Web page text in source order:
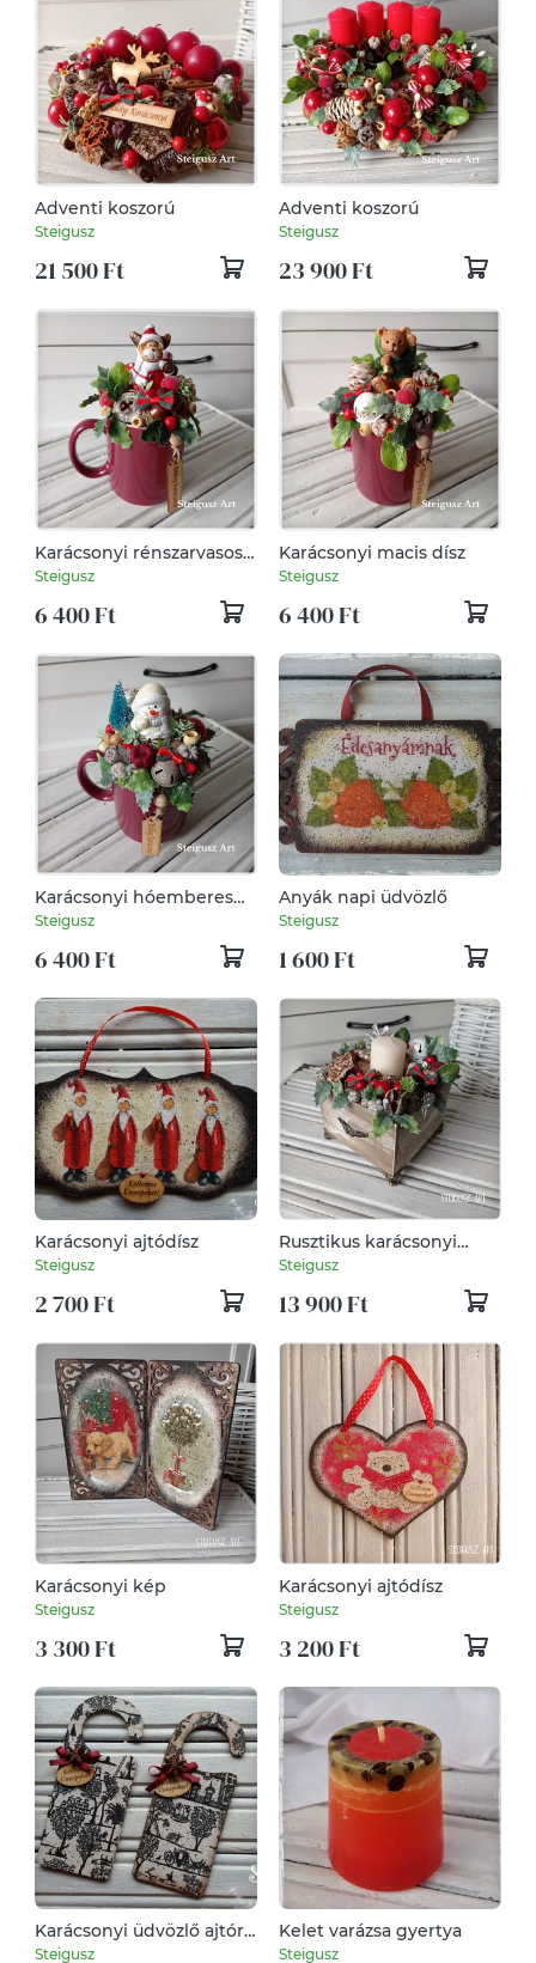
Adventi koszorú
Steigusz
21 500 Ft
Adventi koszorú
Steigusz
23 900 Ft
Karácsonyi rénszarvasos
dísz
Steigusz
6 400 Ft
Karácsonyi macis dísz
Steigusz
6 400 Ft
Karácsonyi hóemberes
bögre
Steigusz
6 400 Ft
Anyák napi üdvözlő
Steigusz
1 600 Ft
Karácsonyi ajtódísz
Steigusz
2 700 Ft
Rusztikus karácsonyi
asztaldísz (közepes)
Steigusz
13 900 Ft
Karácsonyi kép
Steigusz
3 300 Ft
Karácsonyi ajtódísz
Steigusz
3 200 Ft
Karácsonyi üdvözlő ajtóra
(2 darabos szett)
Steigusz
Kelet varázsa gyertya
Steigusz